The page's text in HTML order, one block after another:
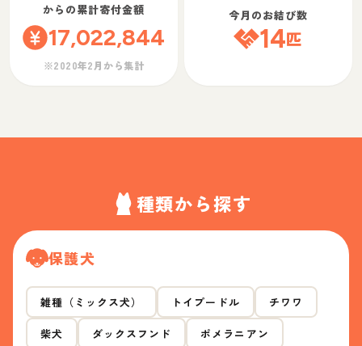
からの累計寄付金額
17,022,844
※2020年2月から集計
今月のお結び数
14匹
種類から探す
保護犬
雑種（ミックス犬） トイプードル チワワ
柴犬 ダックスフンド ポメラニアン